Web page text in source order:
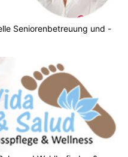
Seniorenbetreuung und -